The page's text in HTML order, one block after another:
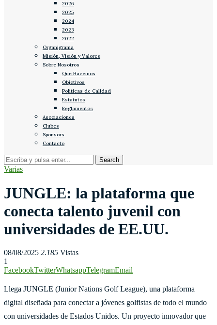
2026
2025
2024
2023
2022
Organigrama
Misión, Visión y Valores
Sobre Nosotros
Que Hacemos
Objetivos
Políticas de Calidad
Estatutos
Reglamentos
Asociaciones
Clubes
Sponsors
Contacto
Varias
JUNGLE: la plataforma que
conecta talento juvenil con
universidades de EE.UU.
08/08/2025 2.185 Vistas
1
FacebookTwitterWhatsappTelegramEmail
Llega JUNGLE (Junior Nations Golf League), una plataforma
digital diseñada para conectar a jóvenes golfistas de todo el mundo
con universidades de Estados Unidos. Un proyecto innovador que